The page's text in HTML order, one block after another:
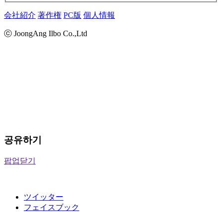
会社紹介 著作権 PC版 個人情報
ⓒ JoongAng Ilbo Co.,Ltd
공유하기
팝업닫기
ツイッター
フェイスブック